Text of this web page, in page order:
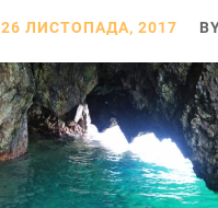
26 ЛИСТОПАДА, 2017